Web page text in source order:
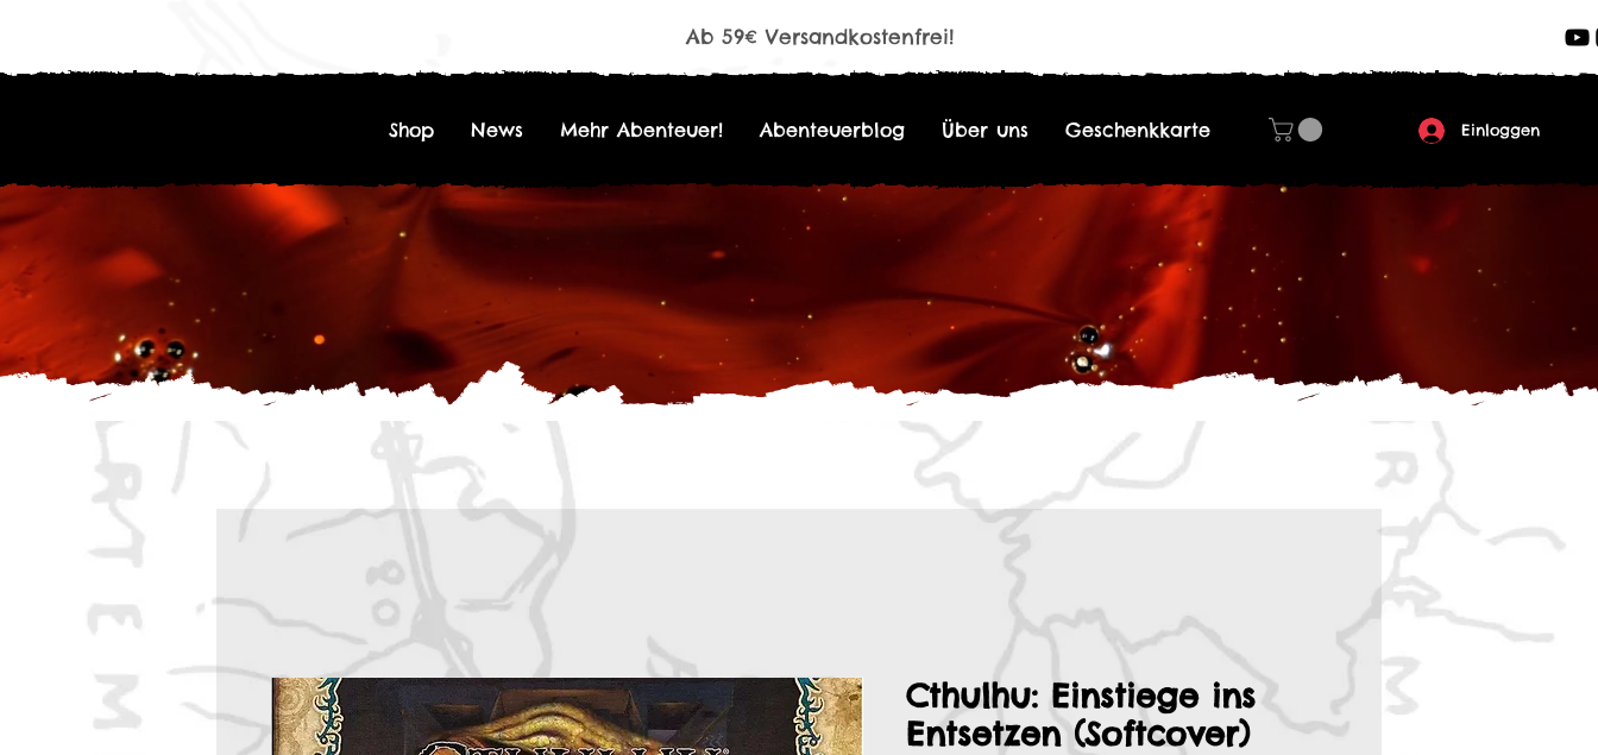
Ab 59€ Versandkostenfrei!
Shop News Mehr Abenteuer! Abenteuerblog Über uns Geschenkkarte Einloggen
Cthulhu: Einstiege ins
Entsetzen (Softcover)